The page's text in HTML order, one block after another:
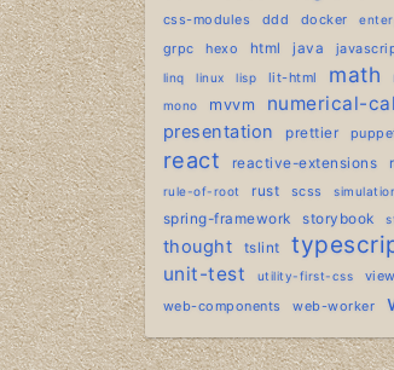
css-modules ddd docker
grpc hexo html java
linq
linux lisp lit-html math
mono
mvvm numerical-
presentation
prettier
react reactive-extensions
rule-of-root rust scss
spring-framework
storybook
thought tslint
unit-test utility-first-css
web-components
web-worker